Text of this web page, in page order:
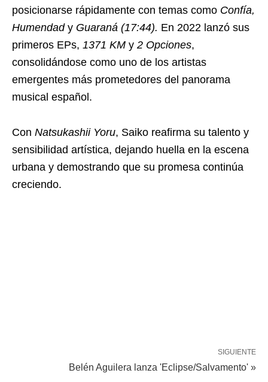
posicionarse rápidamente con temas como Confía,
Humendady Guaraná (17:44). En 2022 lanzó sus
primeros EPs, 1371 KM y 2 Opciones,
consolidándose como uno de los artistas
emergentes más prometedores del panorama
musical español.
Con Natsukashii Yoru, Saiko reafirma su talento y
sensibilidad artística, dejando huella en la escena
urbana y demostrando que su promesa continúa
creciendo.
SIGUIENTE
Belén Aguilera lanza 'Eclipse/Salvamento' »